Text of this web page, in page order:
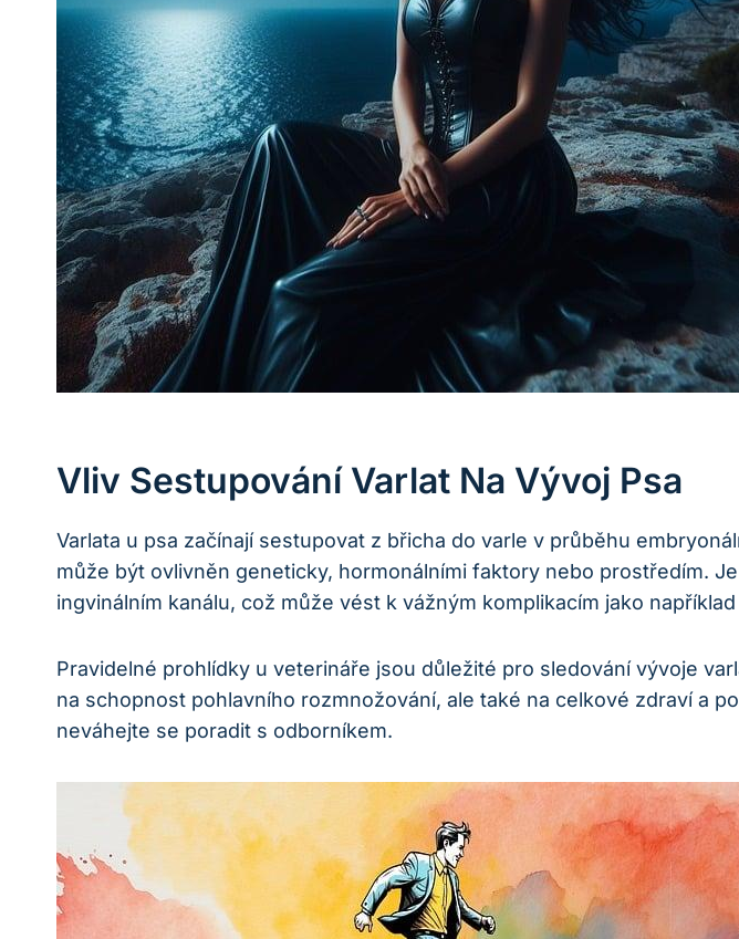
Vliv Sestupování Varlat Na Vývoj Psa
Varlata u psa začínají sestupovat z břicha do varle v průběhu
může být ovlivněn geneticky, hormonálními faktory nebo prostředím.
ingvinálním kanálu, což může vést k vážným komplikacím jako
Pravidelné prohlídky u veterináře jsou důležité pro sledování vývoje
na schopnost pohlavního rozmnožování, ale také na celkové zdraví a
neváhejte se poradit s odborníkem.